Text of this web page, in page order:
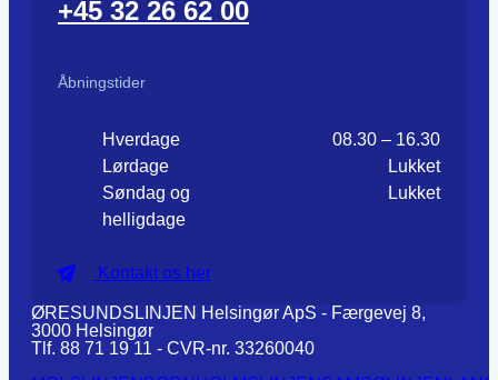
+45 32 26 62 00
Åbningstider
Hverdage
08.30 – 16.30
Lørdage
Lukket
Søndag og
helligdage
Lukket
Kontakt os her
ØRESUNDSLINJEN Helsingør ApS - Færgevej 8,
3000 Helsingør
Tlf. 88 71 19 11 - CVR-nr. 33260040